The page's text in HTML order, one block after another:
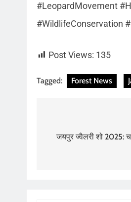
#LeopardMovement
#WildlifeConservation
Post Views: 135
Tagged: Forest News
navigation
जयपुर ज्वैलरी शो 2025: